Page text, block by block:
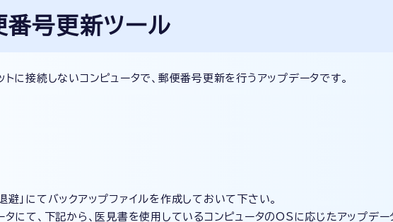
番号更新ツール
に接続しないコンピュータで、郵便番号更新を行うアップデータです。
避」にてバックアップファイルを作成しておいて下さい。
タにて、下記から、医見書を使用しているコンピュータのOSに応じたアップデー